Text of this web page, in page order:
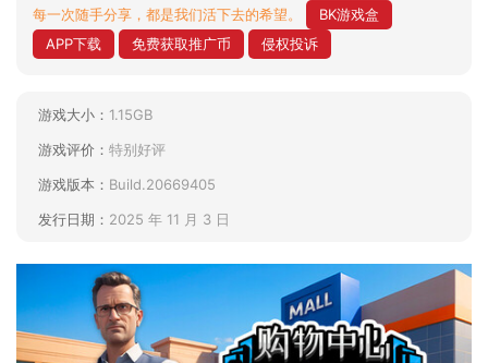
每一次随手分享，都是我们活下去的希望。
BK游戏盒
APP下载
免费获取推广币 侵权投诉
游戏大小： 1.15GB
游戏评价： 特别好评
游戏版本： Build.20669405
发行日期： 2025 年 11 月 3 日